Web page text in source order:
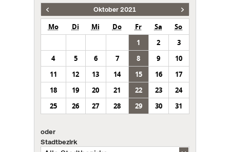
Oktober 2021
Mo Di Mi Do Fr Sa
So
1
2
3
4
5 6 7 8 9
10
11
12 13 14 15 16
17
18
19 20 21 22 23
24
25
26 27 28 29 30 31
oder
Stadtbezirk